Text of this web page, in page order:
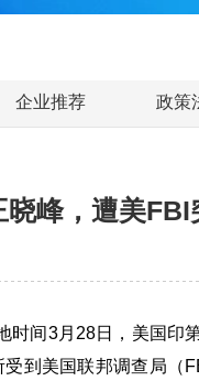
企业推荐 政策
峰，遭美
时间3月28日， 美国印
受到美国联邦调查局（